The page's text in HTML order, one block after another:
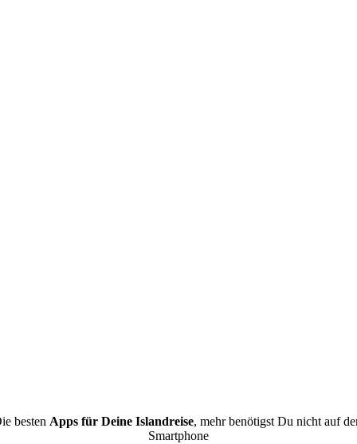
bestenApps für Deine Islandreise, mehr benötigst Du nicht auf
Smartphone